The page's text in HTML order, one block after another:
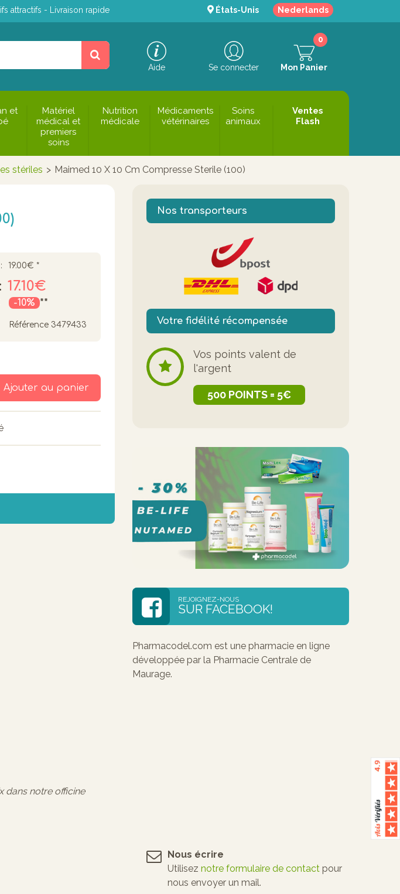
attractifs - Livraison rapide États-Unis Nederlands
Aide Se connecter Mon Panier
0
et
Matériel
médical et
premiers
soins
Nutrition
médicale
Médicaments
vétérinaires
Soins
animaux
Ventes
Flash
stériles > Maimed 10 X 10 Cm Compresse Sterile (100)
19.00€ *
17.10€
-10% **
Référence 3479433
Ajouter au panier
dans notre officine
Nos transporteurs
Votre fidélité récompensée
Vos points valent de
l'argent
500 POINTS = 5€
REJOIGNEZ-NOUS
SUR FACEBOOK!
Pharmacodel.com est une pharmacie en ligne
développée par la Pharmacie Centrale de
Maurage.
Nous écrire
Utilisez notre formulaire de contact pour
nous envoyer un mail.